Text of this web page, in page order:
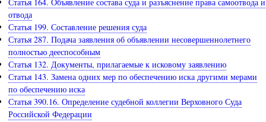
отвода
Статья 199. Составление решения суда
Статья 287. Подача заявления об объявлении несовершеннолетнего
полностью дееспособным
Статья 132. Документы, прилагаемые к исковому заявлению
Статья 143. Замена одних мер по обеспечению иска другими мерами
по обеспечению иска
Статья 390.16. Определение судебной коллегии Верховного Суда
Российской Федерации